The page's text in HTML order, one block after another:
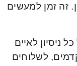
זה זמן למעשים
ניסיון לאיים
לשלוחים